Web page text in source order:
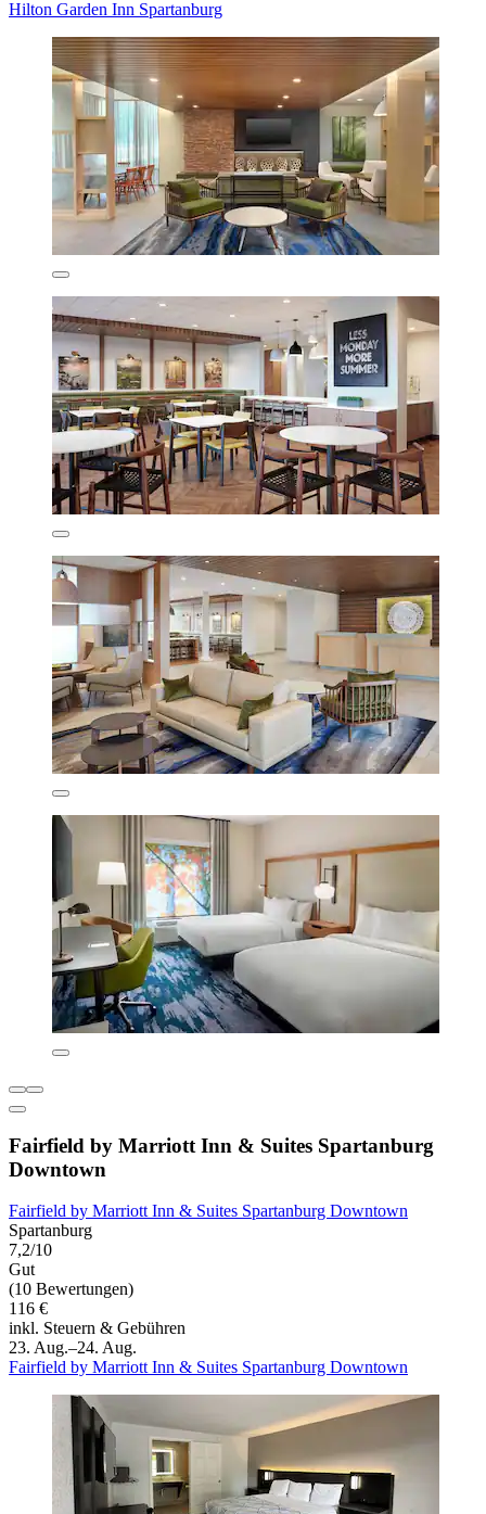
Hilton Garden Inn Spartanburg
Fairfield by Marriott Inn & Suites Spartanburg
Downtown
Fairfield by Marriott Inn & Suites Spartanburg Downtown
Spartanburg
7,2/10
Gut
(10 Bewertungen)
116 €
inkl. Steuern & Gebühren
23. Aug.–24. Aug.
Fairfield by Marriott Inn & Suites Spartanburg Downtown